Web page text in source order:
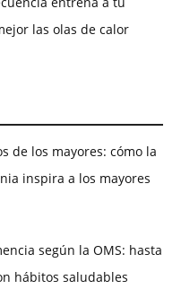
las olas de calor
de los mayores: cómo la
inspira a los mayores
según la OMS: hasta
hábitos saludables